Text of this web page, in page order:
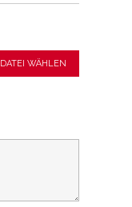
DATEI WÄHLEN